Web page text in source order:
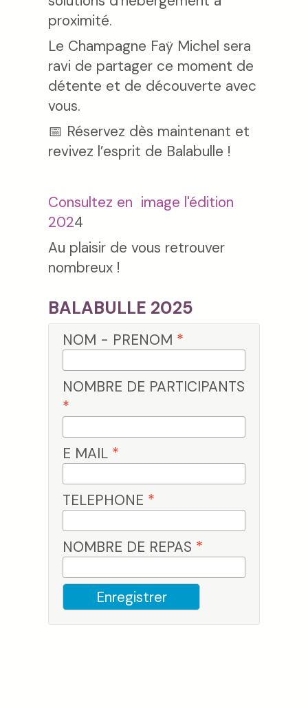
proximité.
Le Champagne Faÿ Michel sera
ravi de partager ce moment de
détente et de découverte avec
vous.
📅 Réservez dès maintenant et
revivez l’esprit de Balabulle !
Consultez en image l'édition
2024
Au plaisir de vous retrouver
nombreux !
BALABULLE 2025
NOM - PRENOM *
NOMBRE DE PARTICIPANTS
*
E MAIL *
TELEPHONE *
NOMBRE DE REPAS *